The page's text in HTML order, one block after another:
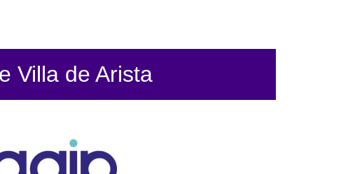
Villa de Arista